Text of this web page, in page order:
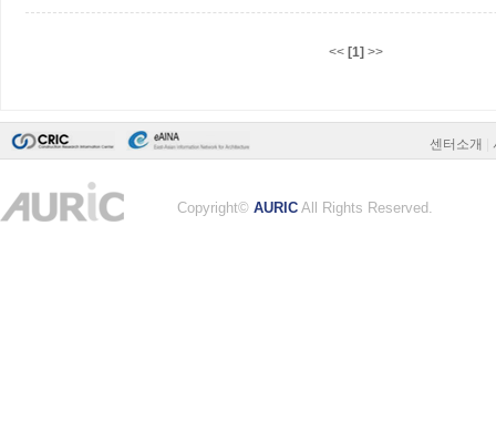
<< [1] >>
센터소개
Copyright© AURIC All Rights Reserved.